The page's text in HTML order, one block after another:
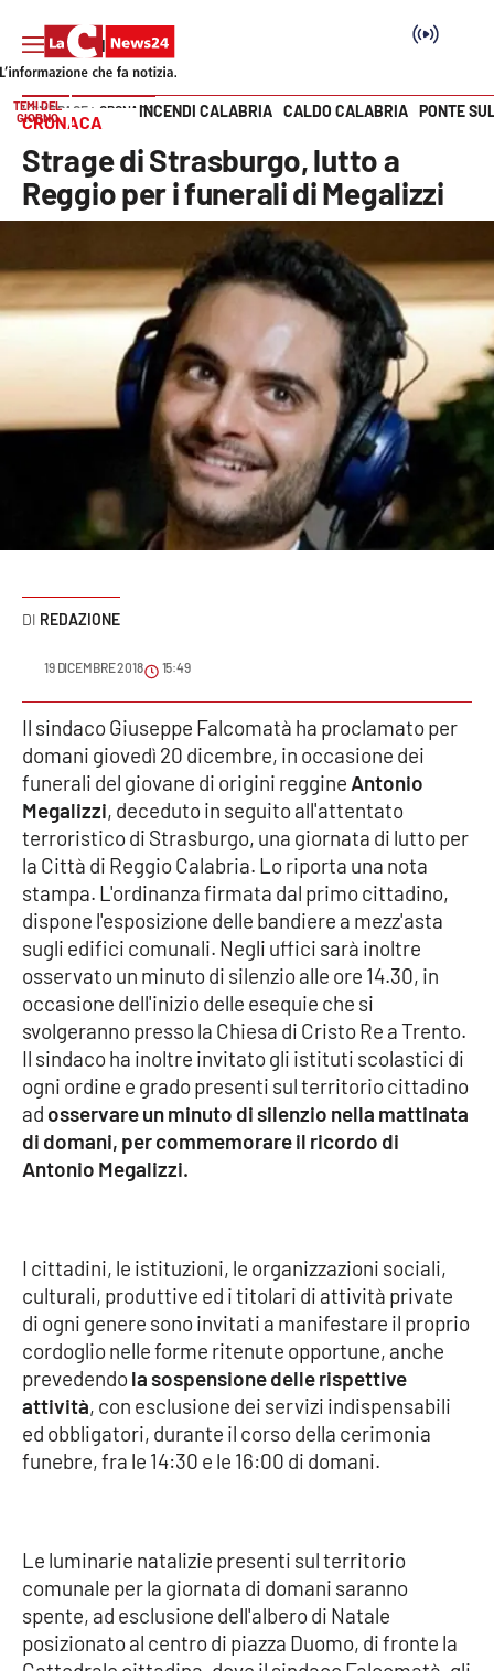
SEZIONI
Politica
Economia e lavoro
Cultura
Podcast
Meteo
Editoriali
VIDEO
Ambiente
Cronaca
Cultura
Economia e Lavoro
Politica
Società
Sport
RUBRICHE
Good Morning Vietnam
Leggendo Alvaro insieme
Imprese Di Calabria
Vai
TEMI DEL
GIORNO
INCENDI CALABRIA CALDO CALABRIA PONTE
HOME PAGE CRONACA
CRONACA
Strage di Strasburgo, lutto a
Reggio per i funerali di Megalizzi
REDAZIONE
19 DICEMBRE 2018 15:49
Il sindaco Giuseppe Falcomatà ha proclamato per
domani giovedì 20 dicembre, in occasione dei
funerali del giovane di origini reggine Antonio
Megalizzi, deceduto in seguito all'attentato
terroristico di Strasburgo, una giornata di lutto per
la Città di Reggio Calabria. Lo riporta una nota
stampa. L'ordinanza firmata dal primo cittadino,
dispone l'esposizione delle bandiere a mezz'asta
sugli edifici comunali. Negli uffici sarà inoltre
osservato un minuto di silenzio alle ore 14.30, in
occasione dell'inizio delle esequie che si
svolgeranno presso la Chiesa di Cristo Re a Trento.
Il sindaco ha inoltre invitato gli istituti scolastici di
ogni ordine e grado presenti sul territorio cittadino
ad osservare un minuto di silenzio nella mattinata
di domani, per commemorare il ricordo di
Antonio Megalizzi.
I cittadini, le istituzioni, le organizzazioni sociali,
culturali, produttive ed i titolari di attività private
di ogni genere sono invitati a manifestare il proprio
cordoglio nelle forme ritenute opportune, anche
prevedendola sospensione delle rispettive
attività, con esclusione dei servizi indispensabili
ed obbligatori, durante il corso della cerimonia
funebre, fra le 14:30 e le 16:00 di domani.
Le luminarie natalizie presenti sul territorio
comunale per la giornata di domani saranno
spente, ad esclusione dell'albero di Natale
posizionato al centro di piazza Duomo, di fronte la